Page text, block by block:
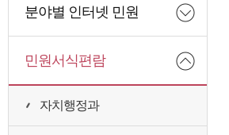
분야별 인터넷 민원
민원서식편람
자치행정과